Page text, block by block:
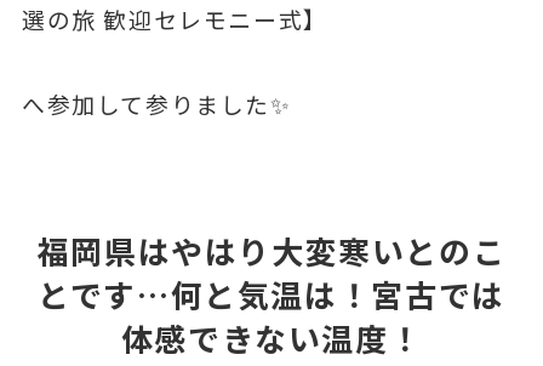
選の旅 歓迎セレモニー式】
へ参加して参りました✨
福岡県はやはり大変寒いとのこ
とです…何と気温は！宮古では
体感できない温度！